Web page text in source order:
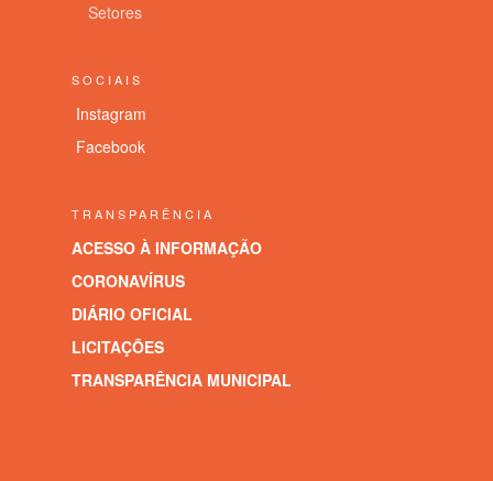
Setores
SOCIAIS
Instagram
Facebook
TRANSPARÊNCIA
ACESSO À INFORMAÇÃO
CORONAVÍRUS
DIÁRIO OFICIAL
LICITAÇÕES
TRANSPARÊNCIA MUNICIPAL